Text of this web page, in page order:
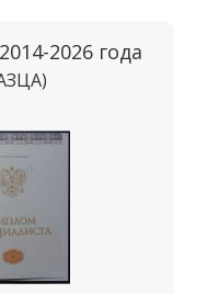
2026 года